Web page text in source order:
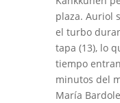
plaza. Auriol
el turbo
tapa (13), lo
tiempo
minutos del
María